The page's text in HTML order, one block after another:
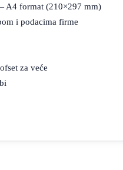
A4 format (210×297 mm)
i podacima firme
za veće